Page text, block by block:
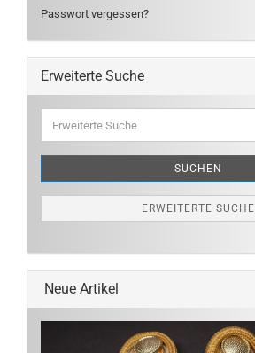
Passwort vergessen?
Erweiterte Suche
Suche
SUCHEN
ERWEITERTE SUCHE
Neue Artikel